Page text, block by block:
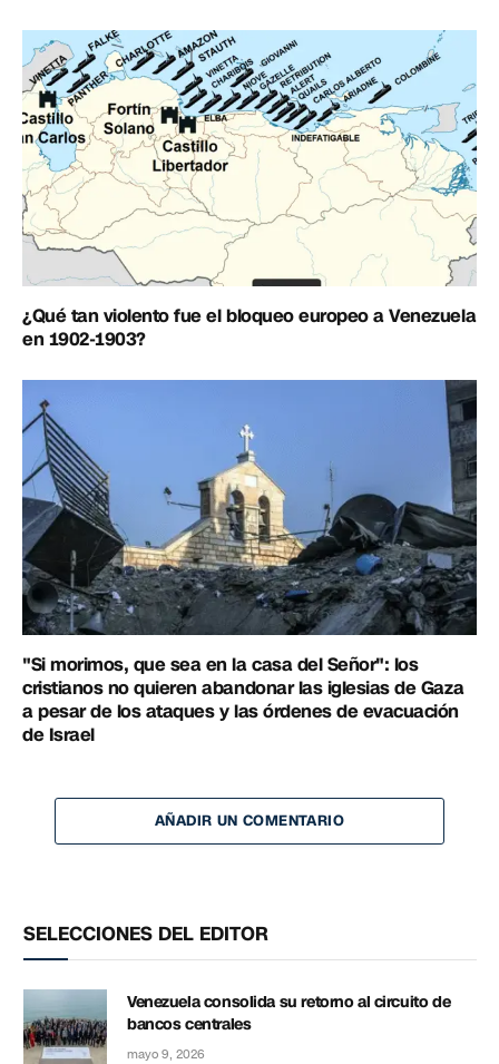
¿Qué tan violento fue el bloqueo europeo a Venezuela
en 1902-1903?
"Si morimos, que sea en la casa del Señor": los
cristianos no quieren abandonar las iglesias de Gaza
a pesar de los ataques y las órdenes de evacuación
de Israel
AÑADIR UN COMENTARIO
SELECCIONES DEL EDITOR
Venezuela consolida su retorno al circuito de
bancos centrales
mayo 9, 2026